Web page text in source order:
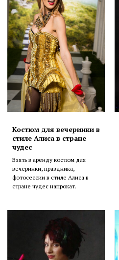
Костюм для вечеринки в
стиле Алиса в стране
чудес
Взять в аренду костюм для
вечеринки, праздника,
фотосессии в стиле Алиса в
стране чудес напрокат.